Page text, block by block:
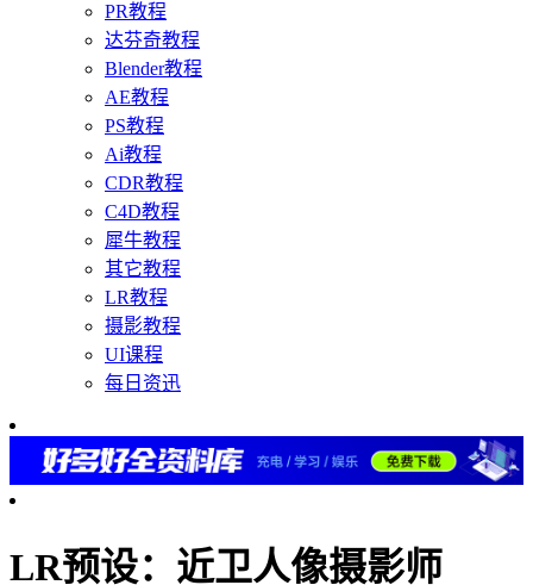
PR教程
达芬奇教程
Blender教程
AE教程
PS教程
Ai教程
CDR教程
C4D教程
犀牛教程
其它教程
LR教程
摄影教程
UI课程
每日资迅
LR预设：近卫人像摄影师